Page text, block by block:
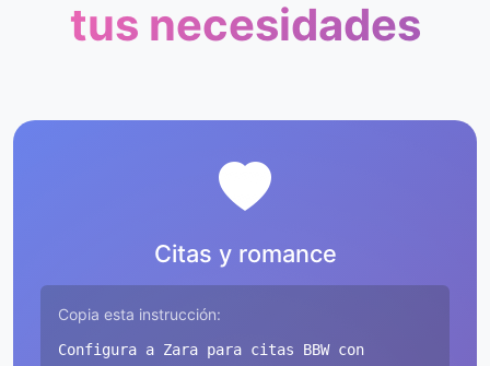
tus necesidades
Citas y romance
Copia esta instrucción:
Configura a Zara para citas BBW con